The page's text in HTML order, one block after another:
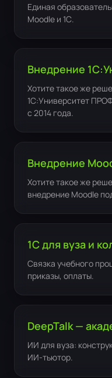
Единая
Moodle и 1С.
Внедрение
Хотите такое же
1С:Университет
с 2014 года.
Внедрение
Хотите такое же
внедрение Moodle
1С для вуза и
Связка учебного
приказы, оплаты.
DeepTalk —
ИИ для вуза:
ИИ-тьютор.